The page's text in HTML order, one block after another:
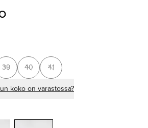
39 40 41
koko on varastossa?